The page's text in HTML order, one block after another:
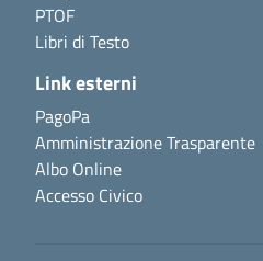
PTOF
Libri di Testo
Link esterni
PagoPa
Amministrazione Trasparente
Albo Online
Accesso Civico